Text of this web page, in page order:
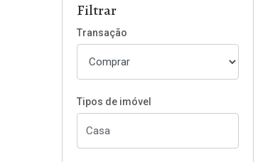
Filtrar
Transação
Tipos de imóvel